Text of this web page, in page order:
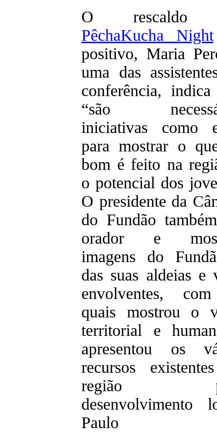
O rescaldo
PêchaKucha Night
positivo, Maria
uma das
conferência, indica
“são
iniciativas como
para mostrar o
bom é feito na
o potencial dos
O presidente da
do Fundão
orador e
imagens do
das suas aldeias e
envolventes,
quais mostrou o
territorial e
apresentou os
recursos
região
desenvolvimento
Paulo